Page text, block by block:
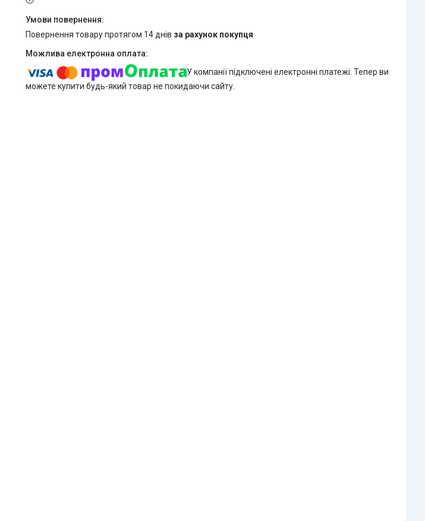
повернення товару протягом 14 днів за рахунок покупця
У компанії підключені електронні платежі. Тепер ви
можете купити будь-який товар не покидаючи сайту.